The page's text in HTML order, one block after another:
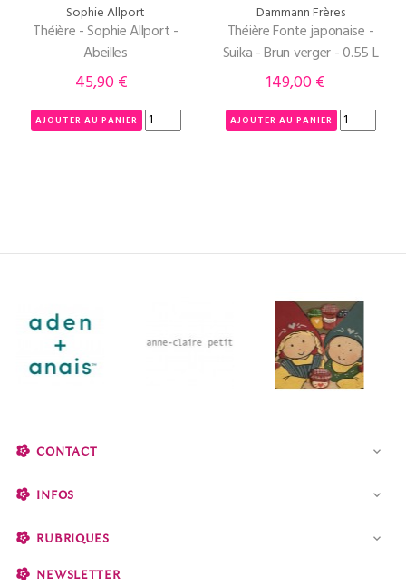
Sophie Allport
Théière - Sophie Allport -
Abeilles
Prix
45,90 €
AJOUTER AU PANIER
Dammann Frères
Théière Fonte japonaise -
Suika - Brun verger - 0.55 L
Prix
149,00 €
AJOUTER AU PANIER
CONTACT 
INFOS 
RUBRIQUES 
NEWSLETTER